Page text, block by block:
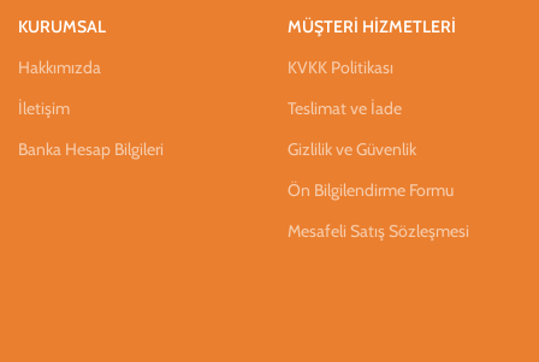
KURUMSAL
Hakkımızda
İletişim
Banka Hesap Bilgileri
MÜŞTERİ HİZMETLERİ
KVKK Politikası
Teslimat ve İade
Gizlilik ve Güvenlik
Ön Bilgilendirme Formu
Mesafeli Satış Sözleşmesi